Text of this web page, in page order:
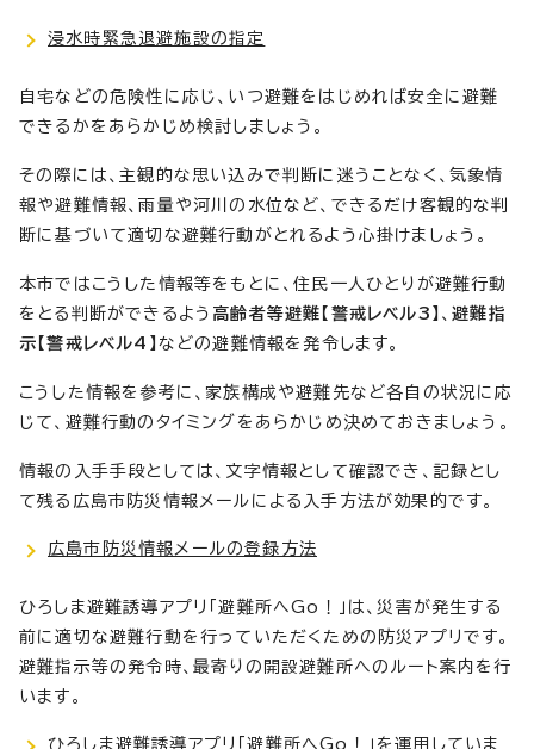
浸水時緊急退避施設の指定
自宅などの危険性に応じ、いつ避難をはじめれば安全に避難
できるかをあらかじめ検討しましょう。
その際には、主観的な思い込みで判断に迷うことなく、気象情
報や避難情報、雨量や河川の水位など、できるだけ客観的な判
断に基づいて適切な避難行動がとれるよう心掛けましょう。
本市ではこうした情報等をもとに、住民一人ひとりが避難行動
をとる判断ができるよう 高齢者等避難【警戒レベル3】 、避難指
示【警戒レベル4】 などの避難情報を発令します。
こうした情報を参考に、家族構成や避難先など各自の状況に応
じて、避難行動のタイミングをあらかじめ決めておきましょう。
情報の入手手段としては、文字情報として確認でき、記録とし
て残る広島市防災情報メールによる入手方法が効果的です。
広島市防災情報メールの登録方法
ひろしま避難誘導アプリ「避難所へGo！」は、災害が発生する
前に適切な避難行動を行っていただくための防災アプリです。
避難指示等の発令時、最寄りの開設避難所へのルート案内を行
います。
ひろしま避難誘導アプリ「避難所へGo！」を運用していま